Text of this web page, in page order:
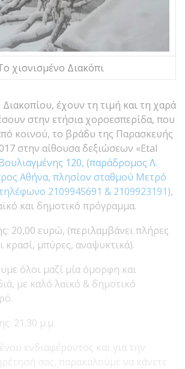
χιονισμένο Διακόπι
έχουν τη τιμή και τη χαρά
στην ετήσια χοροεσπερίδα, που
κοινού, το βράδυ της Παρασκευής
στην αίθουσα δεξιώσεων «Etal
120, (παράδρομος Λ.
Αθήνα, πλησίον σταθμού Μετρό
2109945691 & 2109923191),
και δημοτικό πρόγραμμα.
20,00 ευρώ, (περιλαμβάνει πλήρες
κρασί, μπύρες, αναψυκτικά).
όλοι μαζί μία όμορφη και
με καλό λαϊκό & δημοτικό
21.30 μ.μ.
ενδιαφέροντος και για την
σας, παρακαλούμε να κάνετε